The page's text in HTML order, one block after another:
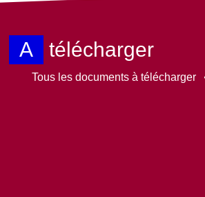
A télécharger
Tous les documents à télécharger